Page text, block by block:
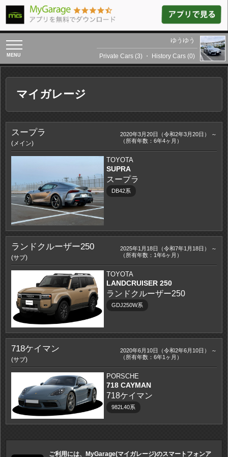
toggle
navigation
ゆうゆう
Private Cars (3) ・ History Cars (0)
マイガレージ
スープラ
(メイン)
2020年3月20日（令和2年3月20日） ～
（所有年数：6年4ヶ月）
TOYOTA
SUPRA
スープラ
DB42系
ランドクルーザー250
(サブ)
2025年1月18日（令和7年1月18日） ～
（所有年数：1年6ヶ月）
TOYOTA
LANDCRUISER 250
ランドクルーザー250
GDJ250W系
718ケイマン
(サブ)
2020年6月10日（令和2年6月10日） ～
（所有年数：6年1ヶ月）
PORSCHE
718 CAYMAN
718ケイマン
982L40系
ご利用には、MyGarage(マイガレージ)のスマートフォンア